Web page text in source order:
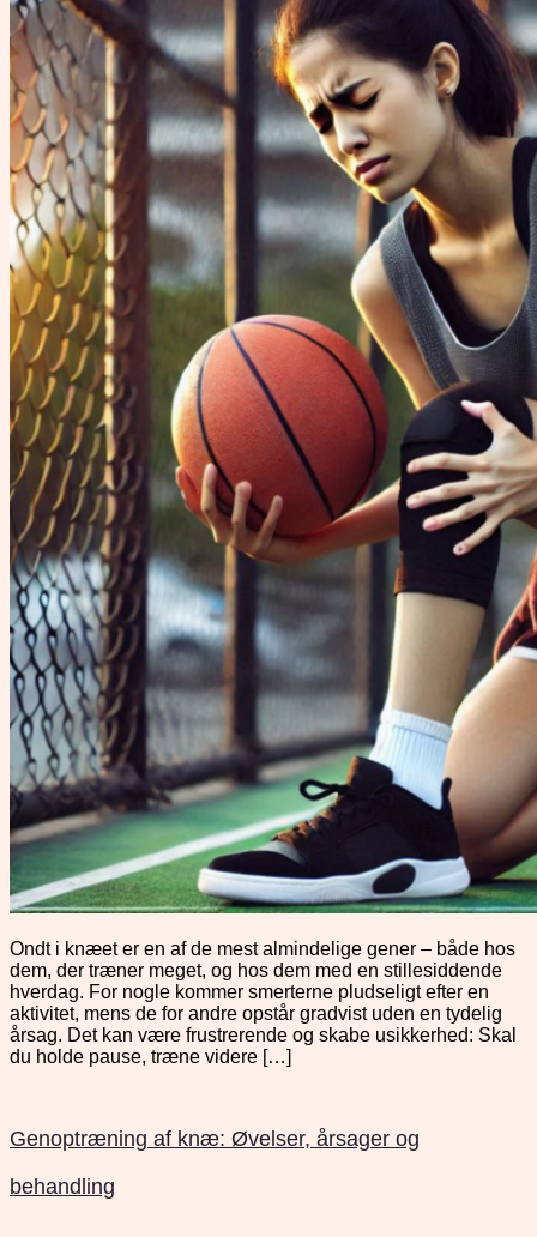
Ondt i knæet er en af de mest almindelige gener – både hos
dem, der træner meget, og hos dem med en stillesiddende
hverdag. For nogle kommer smerterne pludseligt efter en
aktivitet, mens de for andre opstår gradvist uden en tydelig
årsag. Det kan være frustrerende og skabe usikkerhed: Skal
du holde pause, træne videre […]
Genoptræning af knæ: Øvelser, årsager og
behandling